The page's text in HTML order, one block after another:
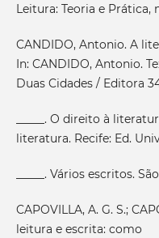
Leitura: Teoria e Prática,
CANDIDO, Antonio. A
In: CANDIDO, Antonio.
Duas Cidades / Editora
_____. O direito à
literatura. Recife: Ed.
_____. Vários escritos.
CAPOVILLA, A. G. S.;
leitura e escrita: como